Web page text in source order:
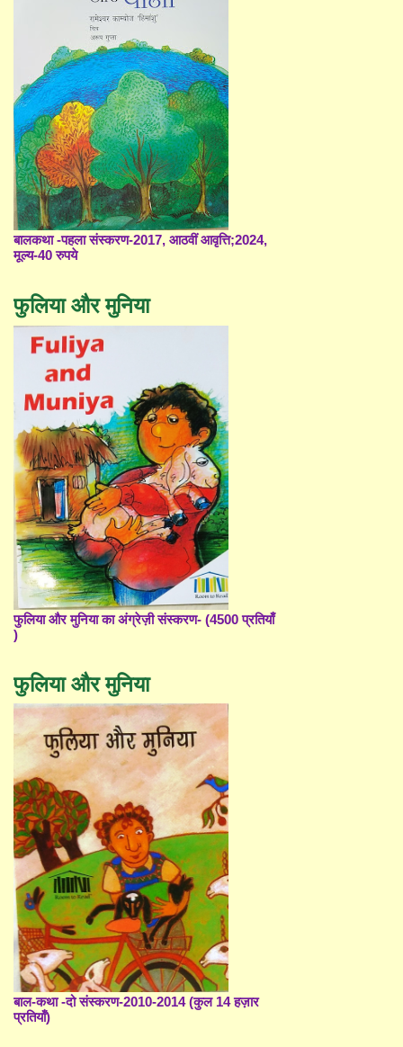
बालकथा -पहला संस्करण-2017, आठवीं आवृत्ति;2024,
मूल्य-40 रुपये
फुलिया और मुनिया
फुलिया और मुनिया का अंग्रेज़ी संस्करण- (4500 प्रतियाँ
)
फुलिया और मुनिया
बाल-कथा -दो संस्करण-2010-2014 (कुल 14 हज़ार
प्रतियाँ)